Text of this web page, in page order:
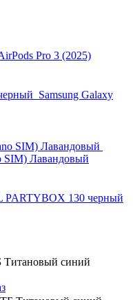
Pro 3 (2025)
Samsung Galaxy
SIM) Лавандовый
PARTYBOX 130 черный
Титановый синий